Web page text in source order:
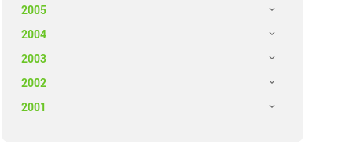
2005
2004
2003
2002
2001